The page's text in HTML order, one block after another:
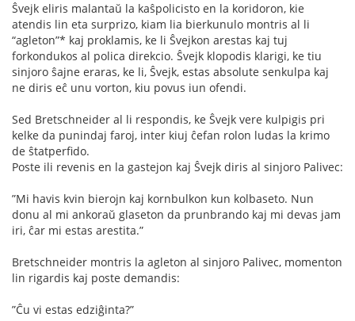
Ŝvejk eliris malantaŭ la kaŝpolicisto en la koridoron, kie
atendis lin eta surprizo, kiam lia bierkunulo montris al li
“agleton”* kaj proklamis, ke li Ŝvejkon arestas kaj tuj
forkondukos al polica direkcio. Ŝvejk klopodis klarigi, ke tiu
sinjoro ŝajne eraras, ke li, Ŝvejk, estas absolute senkulpa kaj
ne diris eĉ unu vorton, kiu povus iun ofendi.
Sed Bretschneider al li respondis, ke Ŝvejk vere kulpigis pri
kelke da punindaj faroj, inter kiuj ĉefan rolon ludas la krimo
de ŝtatperﬁdo.
Poste ili revenis en la gastejon kaj Ŝvejk diris al sinjoro Palivec:
”Mi havis kvin bierojn kaj kornbulkon kun kolbaseto. Nun
donu al mi ankoraŭ glaseton da prunbrando kaj mi devas jam
iri, ĉar mi estas arestita.”
Bretschneider montris la agleton al sinjoro Palivec, momenton
lin rigardis kaj poste demandis:
”Ĉu vi estas edziĝinta?”